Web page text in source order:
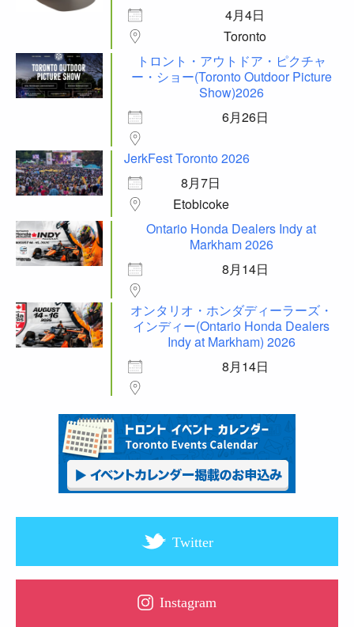
4月4日
Toronto
トロント・アウトドア・ピクチャ
ー・ショー(Toronto Outdoor Picture
Show)2026
6月26日
JerkFest Toronto 2026
8月7日
Etobicoke
Ontario Honda Dealers Indy at
Markham 2026
8月14日
オンタリオ・ホンダディーラーズ・
インディー(Ontario Honda Dealers
Indy at Markham) 2026
8月14日
Twitter
Instagram